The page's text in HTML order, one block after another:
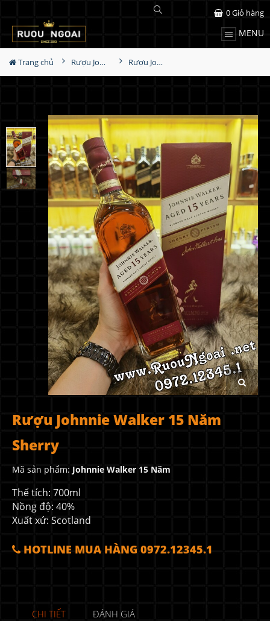
MENU
0Giỏ hàng
Trang chủ Rượu Johnnie walker Rượu Johnnie Walker 15 Năm Sherry
Rượu Johnnie Walker 15 Năm
Sherry
Mã sản phẩm: Johnnie Walker 15 Năm
Thể tích: 700ml
Nồng độ: 40%
Xuất xứ: Scotland
HOTLINE MUA HÀNG 0972.12345.1
CHI TIẾT ĐÁNH GIÁ